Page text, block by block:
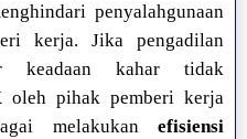
penyalahgunaan
kerja. Jika pengadilan
keadaan kahar tidak
oleh pihak pemberi kerja
melakukan efisiensi